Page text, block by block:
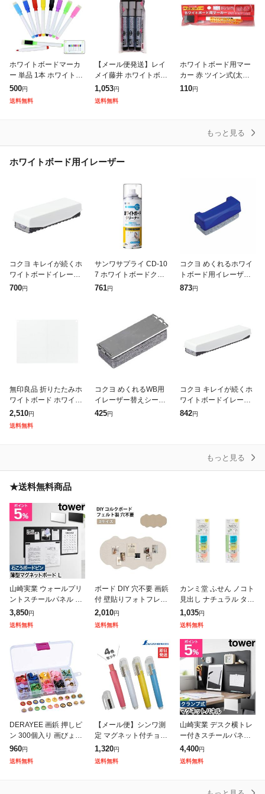
ホワイトボードマーカ
ー 単品 1本 ホワイトボ
ードペン マーカーペン
ペン マグネット付き 磁
石付き 消しゴム付き 黒
500円
送料無料
【メール便発送】レイ
メイ藤井 ホワイトボー
ド用ボードマーカー 直
液式 中字 黒 3本パック
LBM77
1,053円
送料無料
ホワイトボード用マー
カー 赤 ツイン式(太字/
細字) (100円ショップ 1
110円
もっと見る
ホワイトボード用イレーザー
コクヨ キレイが続くホ
ワイトボードイレーザ
ー マイクロフィット M
700円
サンワサプライ CD-10
7 ホワイトボードクリ
ーナー
761円
コクヨ めくれるホワイ
トボード用イレーザー
メクリーナ16 大サイズ
873円
無印良品 折りたたみホ
ワイトボード ホワイト
グレー A3サイズ (折り
たたみ時A4サイズ) 210
×297mm 44903018
2,510円
送料無料
コクヨ めくれるWB用
イレーザー替えシート
大 RA-R31
425円
コクヨ キレイが続くホ
ワイトボードイレーザ
ー マイクロフィット L
842円
もっと見る
★送料無料商品
山崎実業 ウォールプリ
ントスチールパネル タ
ワー L 石こうボード壁
対応 4903208101554 4
903208101561
3,850円
送料無料
ボード DIY 穴不要 画鋲
付 壁貼りフォトフレー
ム コルクボード フォト
フレーム フェルト ウェ
ルカムボード 写真 コル
2,010円
送料無料
カンミ堂 ふせん ノコト
見出し ナチュラル タブ
型 2個セット NK-1101
AZ
1,035円
送料無料
DERAYEE 画鋲 押しピ
ン 300個入り 画びょう
カラー 収納ボックス付
き 割りピン 多機能ピン
留め具 掲示板 装飾品釘
960円
送料無料
【メール便】シンワ測
定 マグネット付チョー
クホルダー《チョーク4
色セット》
1,320円
送料無料
山崎実業 デスク横トレ
ー付きスチールパネル
タワー 490320810066
3 4903208100670 マグ
ネットボード 掲
4,400円
送料無料